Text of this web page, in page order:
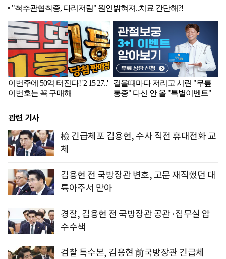
관련 기사
檢 긴급체포 김용현, 수사 직전 휴대전화 교
체
김용현 전 국방장관 변호, 고문 재직했던 대
륙아주서 맡아
경찰, 김용현 전 국방장관 공관·집무실 압
수수색
검찰 특수본, 김용현 前국방장관 긴급체